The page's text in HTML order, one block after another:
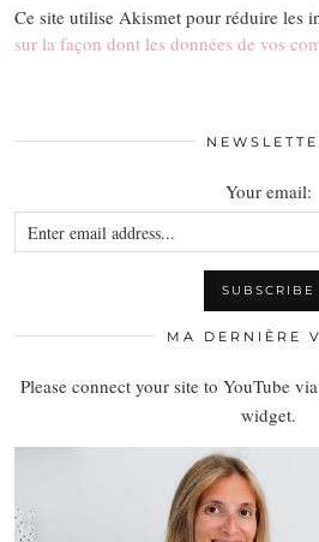
Ce site utilise Akismet pour réduire les
sur la façon dont les données de vos
Your email:
MA DERNIÈRE
Please connect your site to YouTube via
widget.